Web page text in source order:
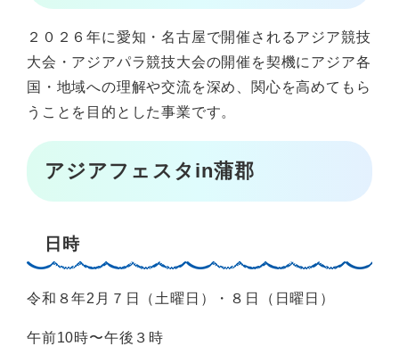
２０２６年に愛知・名古屋で開催されるアジア競技
大会・アジアパラ競技大会の開催を契機にアジア各
国・地域への理解や交流を深め、関心を高めてもら
うことを目的とした事業です。
アジアフェスタin蒲郡
日時
令和８年2月７日（土曜日）・８日（日曜日）
午前10時〜午後３時